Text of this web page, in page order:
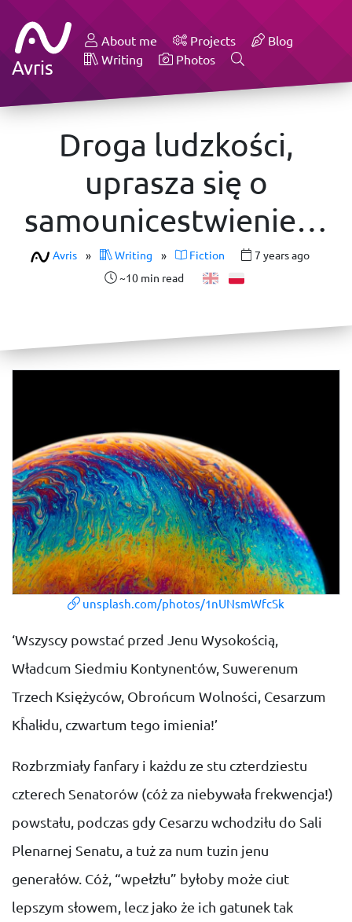
Avris
About me Projects
Blog
Writing
Photos
Droga ludzkości,
uprasza się o
samounicestwienie…
Avris » Writing » Fiction
7 years ago
~10 min read
unsplash.com/photos/1nUNsmWfcSk
‘Wszyscy powstać przed Jenu Wysokością,
Władcum Siedmiu Kontynentów, Suwerenum
Trzech Księżyców, Obrońcum Wolności, Cesarzum
Kĥalɨdu, czwartum tego imienia!’
Rozbrzmiały fanfary i każdu ze stu czterdziestu
czterech Senatorów (cóż za niebywała frekwencja!)
powstału, podczas gdy Cesarzu wchodziłu do Sali
Plenarnej Senatu, a tuż za num tuzin jenu
generałów. Cóż, “wpełzłu” byłoby może ciut
lepszym słowem, lecz jako że ich gatunek tak